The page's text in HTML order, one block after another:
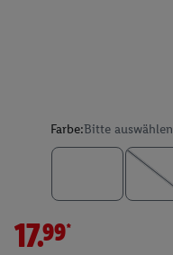
Farbe:Bitte auswählen
17.99*